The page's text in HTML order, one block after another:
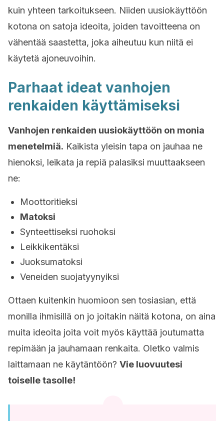
kuin yhteen tarkoitukseen. Niiden uusiokäyttöön
kotona on satoja ideoita, joiden tavoitteena on
vähentää saastetta, joka aiheutuu kun niitä ei
käytetä ajoneuvoihin.
Parhaat ideat vanhojen
renkaiden käyttämiseksi
Vanhojen renkaiden uusiokäyttöön on monia
menetelmiä. Kaikista yleisin tapa on jauhaa ne
hienoksi, leikata ja repiä palasiksi muuttaakseen
ne:
Moottoritieksi
Matoksi
Synteettiseksi ruohoksi
Leikkikentäksi
Juoksumatoksi
Veneiden suojatyynyiksi
Ottaen kuitenkin huomioon sen tosiasian, että
monilla ihmisillä on jo joitakin näitä kotona, on aina
muita ideoita joita voit myös käyttää joutumatta
repimään ja jauhamaan renkaita. Oletko valmis
laittamaan ne käytäntöön? Vie luovuutesi
toiselle tasolle!